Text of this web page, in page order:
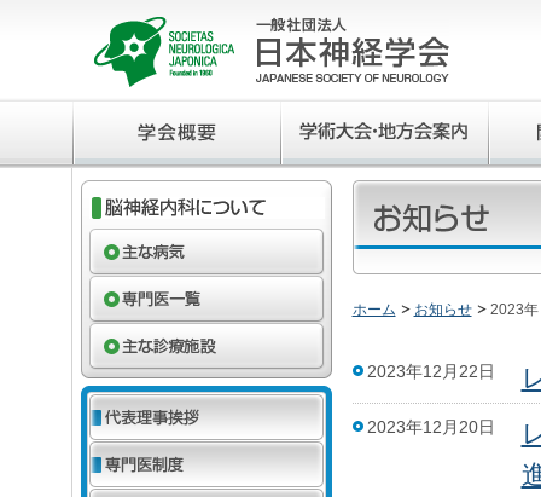
ホーム お知らせ 2023年
2023年12月22日
2023年12月20日